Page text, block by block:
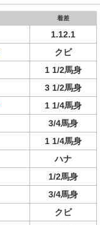
着差
1.12.1
クビ
1 1/2馬身
3 1/2馬身
1 1/4馬身
3/4馬身
1 1/4馬身
ハナ
1/2馬身
3/4馬身
クビ